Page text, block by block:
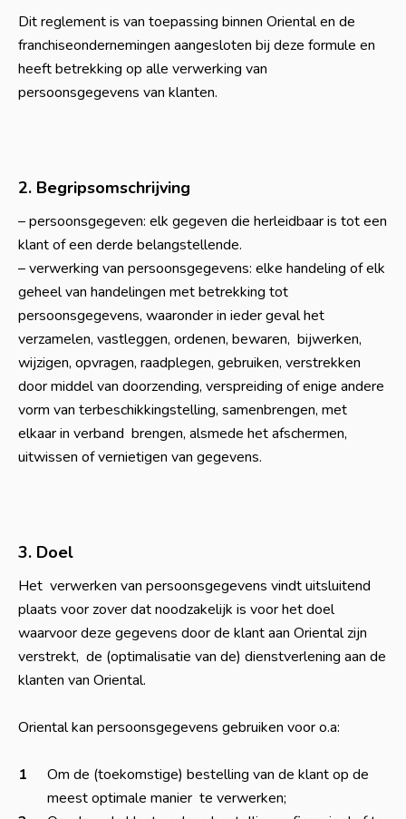
Dit reglement is van toepassing binnen Oriental en de
franchiseondernemingen aangesloten bij deze formule en
heeft betrekking op alle verwerking van
persoonsgegevens van klanten.
2. Begripsomschrijving
– persoonsgegeven: elk gegeven die herleidbaar is tot een
klant of een derde belangstellende.
– verwerking van persoonsgegevens: elke handeling of elk
geheel van handelingen met betrekking tot
persoonsgegevens, waaronder in ieder geval het
verzamelen, vastleggen, ordenen, bewaren, bijwerken,
wijzigen, opvragen, raadplegen, gebruiken, verstrekken
door middel van doorzending, verspreiding of enige andere
vorm van terbeschikkingstelling, samenbrengen, met
elkaar in verband brengen, alsmede het afschermen,
uitwissen of vernietigen van gegevens.
3. Doel
Het verwerken van persoonsgegevens vindt uitsluitend
plaats voor zover dat noodzakelijk is voor het doel
waarvoor deze gegevens door de klant aan Oriental zijn
verstrekt, de (optimalisatie van de) dienstverlening aan de
klanten van Oriental.
Oriental kan persoonsgegevens gebruiken voor o.a:
Om de (toekomstige) bestelling van de klant op de
meest optimale manier te verwerken;